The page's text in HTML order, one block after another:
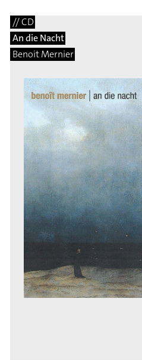
// CD
An die Nacht
Benoit Mernier